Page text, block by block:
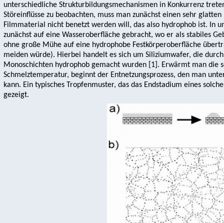
unterschiedliche Strukturbildungsmechanismen in Konkurrenz
Störeinflüsse zu beobachten, muss man zunächst einen sehr
Filmmaterial nicht benetzt werden will, das also hydrophob ist. In
zunächst auf eine Wasseroberfläche gebracht, wo er als stabiles
ohne große Mühe auf eine hydrophobe Festkörperoberfläche
meiden würde). Hierbei handelt es sich um Siliziumwafer, die
Monoschichten hydrophob gemacht wurden [1]. Erwärmt man die
Schmelztemperatur, beginnt der Entnetzungsprozess, den man
kann. Ein typisches Tropfenmuster, das das Endstadium eines
gezeigt.